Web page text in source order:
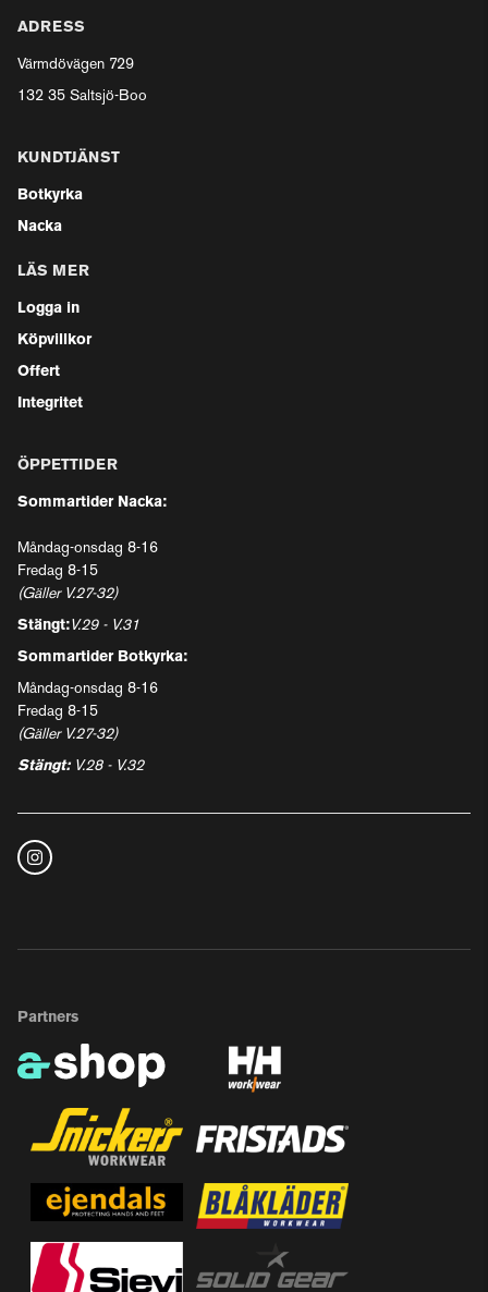
ADRESS
Värmdövägen 729
132 35 Saltsjö-Boo
KUNDTJÄNST
Botkyrka
Nacka
LÄS MER
Logga in
Köpvillkor
Offert
Integritet
ÖPPETTIDER
Sommartider Nacka:
Måndag-onsdag 8-16
Fredag 8-15
(Gäller V.27-32)
Stängt:V.29 - V.31
Sommartider Botkyrka:
Måndag-onsdag 8-16
Fredag 8-15
(Gäller V.27-32)
Stängt: V.28 - V.32
Partners